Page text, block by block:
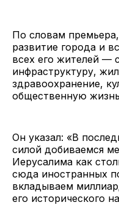
По словам
развитие города и
всех его жителей —
инфраструктуру,
здравоохранение,
общественную
Он указал: «В
силой добиваемся
Иерусалима как
сюда иностранных
вкладываем
его исторического